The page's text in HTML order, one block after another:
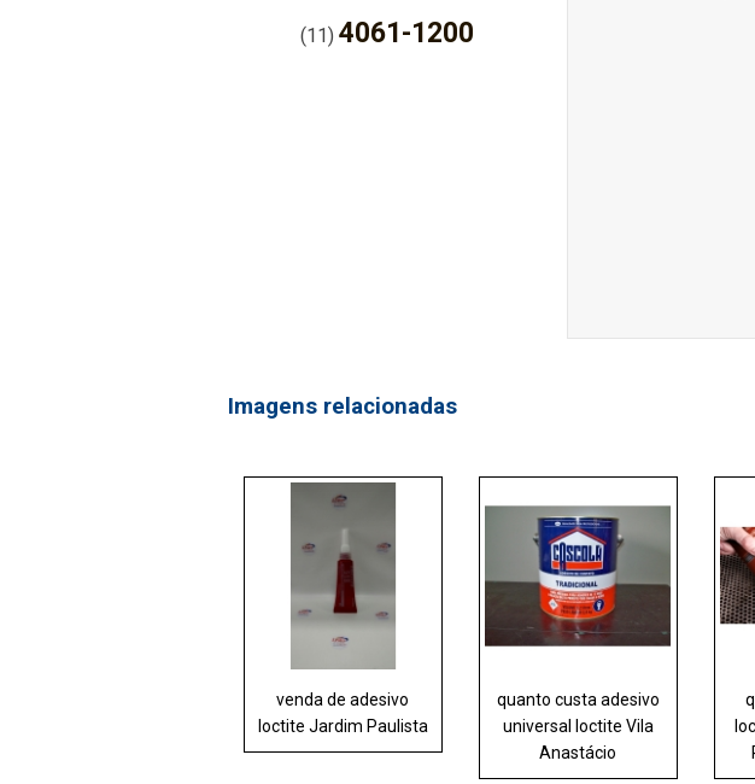
(11)4061-1200
Imagens relacionadas
venda de adesivo
loctite Jardim Paulista
quanto custa adesivo
universal loctite Vila
Anastácio